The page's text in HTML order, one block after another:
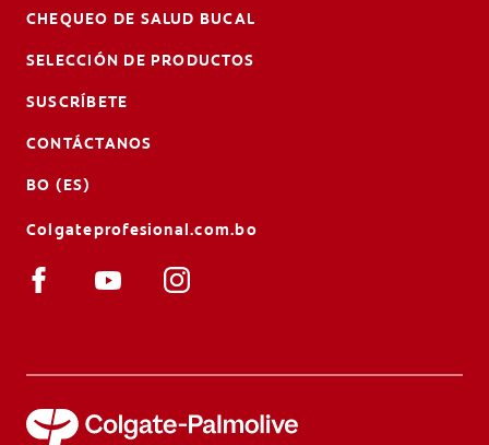
CHEQUEO DE SALUD BUCAL
SELECCIÓN DE PRODUCTOS
SUSCRÍBETE
CONTÁCTANOS
BO (ES)
Colgateprofesional.com.bo